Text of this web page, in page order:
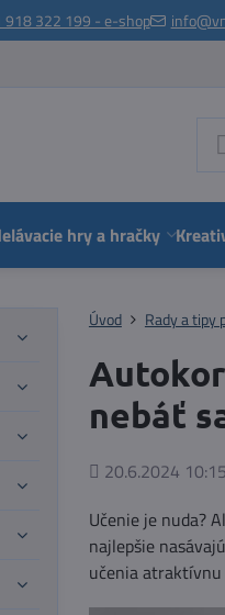
918 322 199 - e-shop
hry a hračky
Úvod Rady a tipy
nebáť
Pridané
20.6.2024
Učenie je nuda?
najlepšie
učenia atraktívnu